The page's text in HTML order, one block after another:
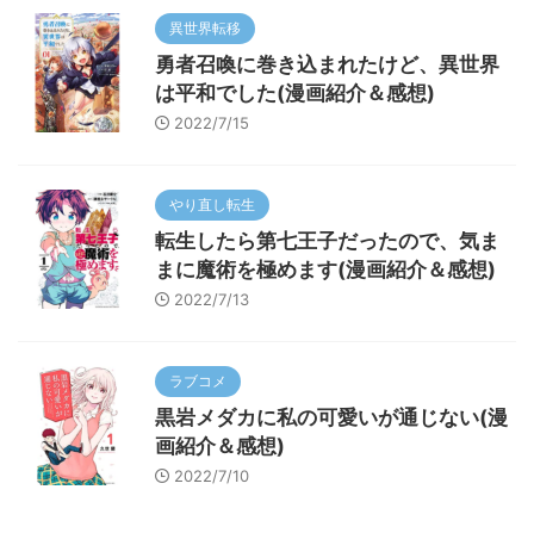
異世界転移
勇者召喚に巻き込まれたけど、異世界
は平和でした(漫画紹介＆感想)
2022/7/15
やり直し転生
転生したら第七王子だったので、気ま
まに魔術を極めます(漫画紹介＆感想)
2022/7/13
ラブコメ
黒岩メダカに私の可愛いが通じない(漫
画紹介＆感想)
2022/7/10